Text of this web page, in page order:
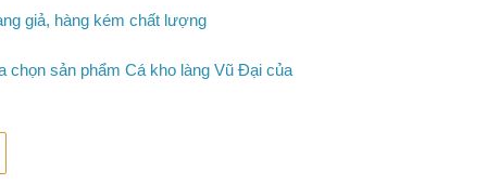
giả, hàng kém chất lượng
chọn sản phẩm Cá kho làng Vũ Đại của